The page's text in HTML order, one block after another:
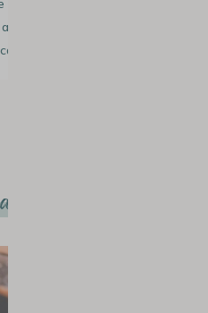
nostre marche e proposte di
la nostra rubrica con i
articoli